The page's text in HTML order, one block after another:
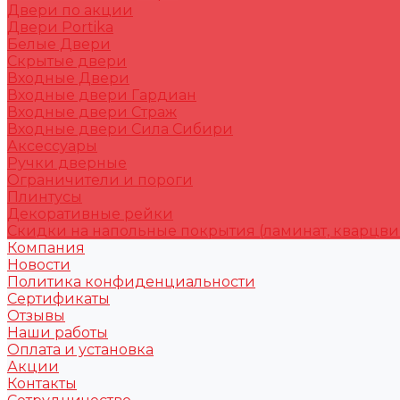
Двери по акции
Двери Portika
Белые Двери
Скрытые двери
Входные Двери
Входные двери Гардиан
Входные двери Страж
Входные двери Сила Сибири
Аксессуары
Ручки дверные
Ограничители и пороги
Плинтусы
Декоративные рейки
Скидки на напольные покрытия (ламинат,
Компания
Новости
Политика конфиденциальности
Сертификаты
Отзывы
Наши работы
Оплата и установка
Акции
Контакты